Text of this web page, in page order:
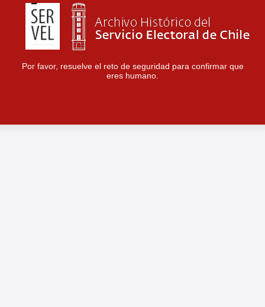
Por favor, resuelve el reto de seguridad para confirmar que
eres humano.